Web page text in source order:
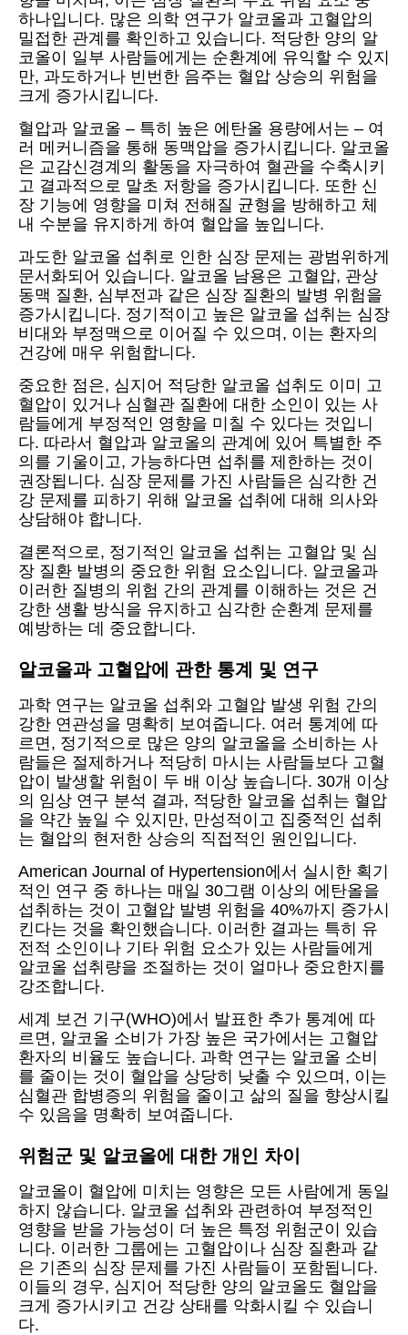
하나입니다. 많은 의학 연구가 알코올과 고혈압의
밀접한 관계를 확인하고 있습니다. 적당한 양의 알
코올이 일부 사람들에게는 순환계에 유익할 수 있지
만, 과도하거나 빈번한 음주는 혈압 상승의 위험을
크게 증가시킵니다.
혈압과 알코올 – 특히 높은 에탄올 용량에서는 – 여
러 메커니즘을 통해 동맥압을 증가시킵니다. 알코올
은 교감신경계의 활동을 자극하여 혈관을 수축시키
고 결과적으로 말초 저항을 증가시킵니다. 또한 신
장 기능에 영향을 미쳐 전해질 균형을 방해하고 체
내 수분을 유지하게 하여 혈압을 높입니다.
과도한 알코올 섭취로 인한 심장 문제는 광범위하게
문서화되어 있습니다. 알코올 남용은 고혈압, 관상
동맥 질환, 심부전과 같은 심장 질환의 발병 위험을
증가시킵니다. 정기적이고 높은 알코올 섭취는 심장
비대와 부정맥으로 이어질 수 있으며, 이는 환자의
건강에 매우 위험합니다.
중요한 점은, 심지어 적당한 알코올 섭취도 이미 고
혈압이 있거나 심혈관 질환에 대한 소인이 있는 사
람들에게 부정적인 영향을 미칠 수 있다는 것입니
다. 따라서 혈압과 알코올의 관계에 있어 특별한 주
의를 기울이고, 가능하다면 섭취를 제한하는 것이
권장됩니다. 심장 문제를 가진 사람들은 심각한 건
강 문제를 피하기 위해 알코올 섭취에 대해 의사와
상담해야 합니다.
결론적으로, 정기적인 알코올 섭취는 고혈압 및 심
장 질환 발병의 중요한 위험 요소입니다. 알코올과
이러한 질병의 위험 간의 관계를 이해하는 것은 건
강한 생활 방식을 유지하고 심각한 순환계 문제를
예방하는 데 중요합니다.
알코올과 고혈압에 관한 통계 및 연구
과학 연구는 알코올 섭취와 고혈압 발생 위험 간의
강한 연관성을 명확히 보여줍니다. 여러 통계에 따
르면, 정기적으로 많은 양의 알코올을 소비하는 사
람들은 절제하거나 적당히 마시는 사람들보다 고혈
압이 발생할 위험이 두 배 이상 높습니다. 30개 이상
의 임상 연구 분석 결과, 적당한 알코올 섭취는 혈압
을 약간 높일 수 있지만, 만성적이고 집중적인 섭취
는 혈압의 현저한 상승의 직접적인 원인입니다.
American Journal of Hypertension에서 실시한 획기
적인 연구 중 하나는 매일 30그램 이상의 에탄올을
섭취하는 것이 고혈압 발병 위험을 40%까지 증가시
킨다는 것을 확인했습니다. 이러한 결과는 특히 유
전적 소인이나 기타 위험 요소가 있는 사람들에게
알코올 섭취량을 조절하는 것이 얼마나 중요한지를
강조합니다.
세계 보건 기구(WHO)에서 발표한 추가 통계에 따
르면, 알코올 소비가 가장 높은 국가에서는 고혈압
환자의 비율도 높습니다. 과학 연구는 알코올 소비
를 줄이는 것이 혈압을 상당히 낮출 수 있으며, 이는
심혈관 합병증의 위험을 줄이고 삶의 질을 향상시킬
수 있음을 명확히 보여줍니다.
위험군 및 알코올에 대한 개인 차이
알코올이 혈압에 미치는 영향은 모든 사람에게 동일
하지 않습니다. 알코올 섭취와 관련하여 부정적인
영향을 받을 가능성이 더 높은 특정 위험군이 있습
니다. 이러한 그룹에는 고혈압이나 심장 질환과 같
은 기존의 심장 문제를 가진 사람들이 포함됩니다.
이들의 경우, 심지어 적당한 양의 알코올도 혈압을
크게 증가시키고 건강 상태를 악화시킬 수 있습니
다.